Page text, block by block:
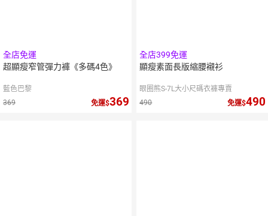
全店免運
超顯瘦窄管彈力褲《多碼4色》
藍色巴黎
369
免運 369
全店399免運
顯瘦素面長版縮腰襯衫
眼圈熊S-7L大小尺碼衣褲專賣
490
免運 490